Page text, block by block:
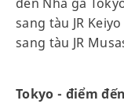
sang tàu JR
sang tàu JR
Tokyo - điểm